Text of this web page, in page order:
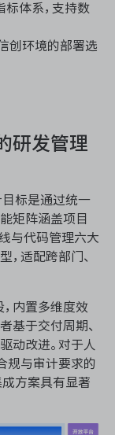
标体系，支持数
信创环境的部署选
研发管理
目标是通过统一
矩阵涵盖项目
与代码管理六大
适配跨部门、
内置多维度效
基于交付周期、
动改进。对于人
规与审计要求的
方案具有显著